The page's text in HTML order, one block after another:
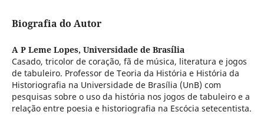
Biografia do Autor
A P Leme Lopes, Universidade de Brasília
Casado, tricolor de coração, fã de música, literatura e jogos
de tabuleiro. Professor de Teoria da História e História da
Historiografia na Universidade de Brasília (UnB) com
pesquisas sobre o uso da história nos jogos de tabuleiro e a
relação entre poesia e historiografia na Escócia setecentista.